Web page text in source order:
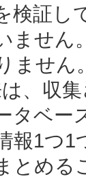
検証し
ません
ません。
、収集
タベー
報1つ1
とめる